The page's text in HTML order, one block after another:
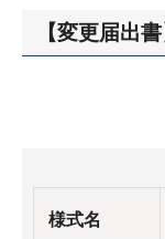
【変更届出
様式名